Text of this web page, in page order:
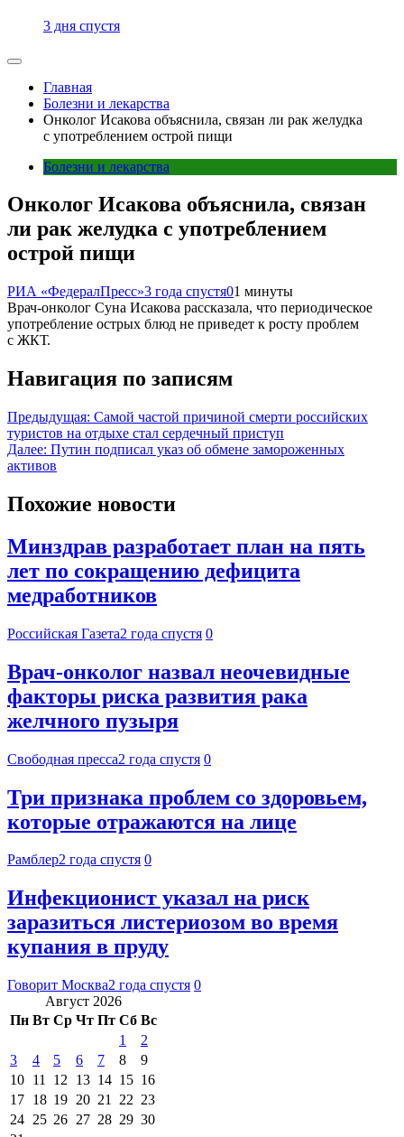
3 дня спустя
Главная
Болезни и лекарства
Онколог Исакова объяснила, связан ли рак желудка
с употреблением острой пищи
Болезни и лекарства
Онколог Исакова объяснила, связан
ли рак желудка с употреблением
острой пищи
РИА «ФедералПресс»3 года спустя01 минуты
Врач-онколог Суна Исакова рассказала, что периодическое
употребление острых блюд не приведет к росту проблем
с ЖКТ.
Навигация по записям
Предыдущая: Самой частой причиной смерти российских
туристов на отдыхе стал сердечный приступ
Далее: Путин подписал указ об обмене замороженных
активов
Похожие новости
Минздрав разработает план на пять
лет по сокращению дефицита
медработников
Российская Газета2 года спустя 0
Врач-онколог назвал неочевидные
факторы риска развития рака
желчного пузыря
Свободная пресса2 года спустя 0
Три признака проблем со здоровьем,
которые отражаются на лице
Рамблер2 года спустя 0
Инфекционист указал на риск
заразиться листериозом во время
купания в пруду
Говорит Москва2 года спустя 0
Август 2026
Пн Вт Ср Чт Пт Сб Вс
1
2
3
4 5 6 7 8
9
10 11 12 13 14 15 16
17 18 19 20 21 22 23
24 25 26 27 28 29 30